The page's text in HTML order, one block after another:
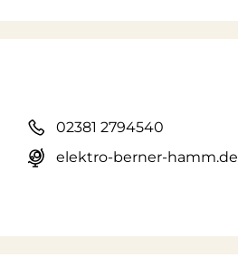
02381 2794540
elektro-berner-hamm.de